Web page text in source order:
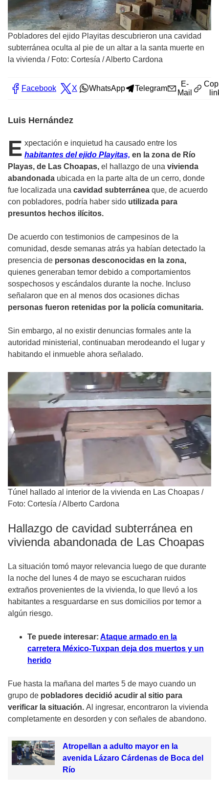
Pobladores del ejido Playitas descubrieron una cavidad
subterránea oculta al pie de un altar a la santa muerte en
la vivienda / Foto: Cortesía / Alberto Cardona
Facebook X WhatsApp Telegram
E-
Mail
Luis Hernández
E xpectación e inquietud ha causado entre los
habitantes del ejido Playitas, en la zona de Río
Playas, de Las Choapas, el hallazgo de una vivienda
abandonada ubicada en la parte alta de un cerro, donde
fue localizada una cavidad subterránea que, de acuerdo
con pobladores, podría haber sido utilizada para
presuntos hechos ilícitos.
De acuerdo con testimonios de campesinos de la
comunidad, desde semanas atrás ya habían detectado la
presencia de personas desconocidas en la zona,
quienes generaban temor debido a comportamientos
sospechosos y escándalos durante la noche. Incluso
señalaron que en al menos dos ocasiones dichas
personas fueron retenidas por la policía comunitaria.
Sin embargo, al no existir denuncias formales ante la
autoridad ministerial, continuaban merodeando el lugar y
habitando el inmueble ahora señalado.
Túnel hallado al interior de la vivienda en Las Choapas /
Foto: Cortesía / Alberto Cardona
Hallazgo de cavidad subterránea en
vivienda abandonada de Las Choapas
La situación tomó mayor relevancia luego de que durante
la noche del lunes 4 de mayo se escucharan ruidos
extraños provenientes de la vivienda, lo que llevó a los
habitantes a resguardarse en sus domicilios por temor a
algún riesgo.
Te puede interesar: Ataque armado en la
carretera México-Tuxpan deja dos muertos y un
herido
Fue hasta la mañana del martes 5 de mayo cuando un
grupo de pobladores decidió acudir al sitio para
verificar la situación. Al ingresar, encontraron la vivienda
completamente en desorden y con señales de abandono.
Atropellan a adulto mayor en la
avenida Lázaro Cárdenas de Boca del
Río